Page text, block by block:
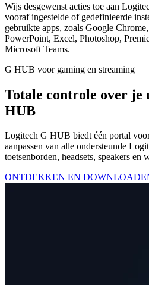
Wijs desgewenst acties toe aan
vooraf ingestelde of gedefinieerde
gebruikte apps, zoals Google
PowerPoint, Excel, Photoshop,
Microsoft Teams.
G HUB voor gaming en streaming
Totale controle over je
HUB
Logitech G HUB biedt één portal
aanpassen van alle ondersteunde
toetsenborden, headsets, speakers en
ONTDEKKEN EN